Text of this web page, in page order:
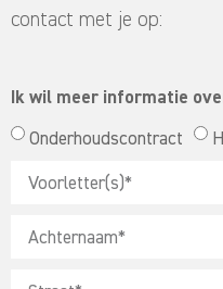
contact met je op:
Ik wil meer informatie
Onderhoudscontract